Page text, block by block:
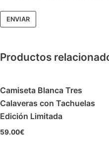
Productos
Camiseta Blanca Tres
Calaveras con Tachuelas
Edición Limitada
59.00€